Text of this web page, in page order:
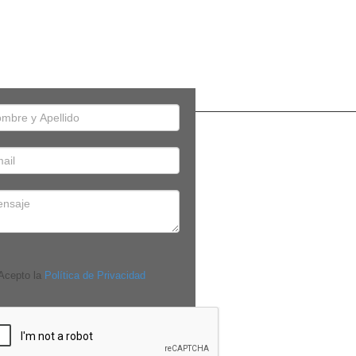
la Política de Privacidad